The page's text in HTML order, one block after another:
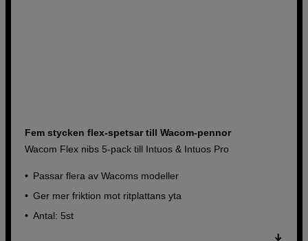
Fem stycken flex-spetsar till Wacom-pennor
Wacom Flex nibs 5-pack till Intuos & Intuos Pro
Passar flera av Wacoms modeller
Ger mer friktion mot ritplattans yta
Antal: 5st